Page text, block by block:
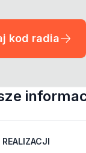
kod radia